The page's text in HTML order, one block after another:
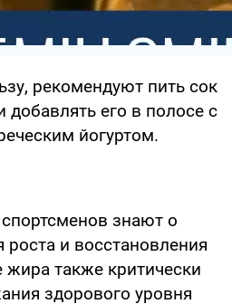
рекомендуют пить сок
добавлять его в полосе с
йогуртом.
знают о
и восстановления
также критически
здорового уровня